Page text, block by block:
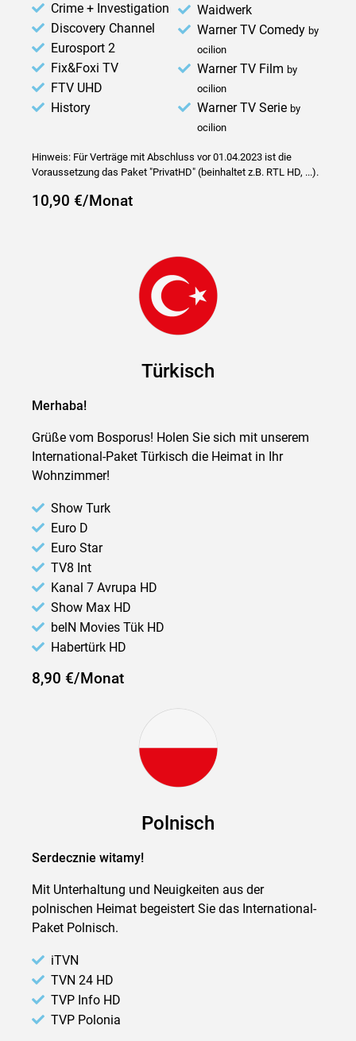
Crime + Investigation
Discovery Channel
Eurosport 2
Fix&Foxi TV
FTV UHD
History
Waidwerk
Warner TV Comedy by
ocilion
Warner TV Film by
ocilion
Warner TV Serie by
ocilion
Hinweis: Für Verträge mit Abschluss vor 01.04.2023 ist die
Voraussetzung das Paket "PrivatHD" (beinhaltet z.B. RTL HD, ...).
10,90 €/Monat
Türkisch
Merhaba!
Grüße vom Bosporus! Holen Sie sich mit unserem
International-Paket Türkisch die Heimat in Ihr
Wohnzimmer!
Show Turk
Euro D
Euro Star
TV8 Int
Kanal 7 Avrupa HD
Show Max HD
belN Movies Tük HD
Habertürk HD
8,90 €/Monat
Polnisch
Serdecznie witamy!
Mit Unterhaltung und Neuigkeiten aus der
polnischen Heimat begeistert Sie das International-
Paket Polnisch.
iTVN
TVN 24 HD
TVP Info HD
TVP Polonia